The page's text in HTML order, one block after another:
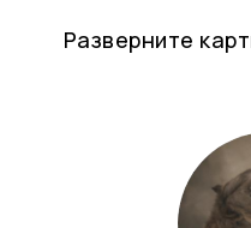
Разверните